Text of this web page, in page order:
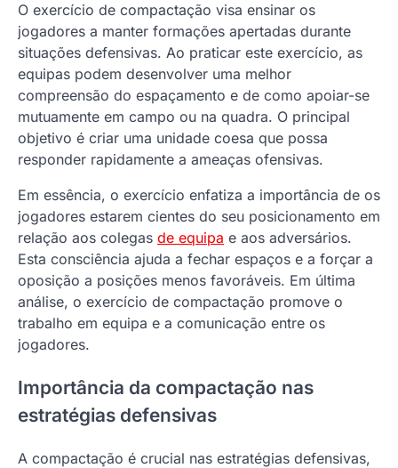
O exercício de compactação visa ensinar os
jogadores a manter formações apertadas durante
situações defensivas. Ao praticar este exercício, as
equipas podem desenvolver uma melhor
compreensão do espaçamento e de como apoiar-se
mutuamente em campo ou na quadra. O principal
objetivo é criar uma unidade coesa que possa
responder rapidamente a ameaças ofensivas.
Em essência, o exercício enfatiza a importância de os
jogadores estarem cientes do seu posicionamento em
relação aos colegas de equipa e aos adversários.
Esta consciência ajuda a fechar espaços e a forçar a
oposição a posições menos favoráveis. Em última
análise, o exercício de compactação promove o
trabalho em equipa e a comunicação entre os
jogadores.
Importância da compactação nas
estratégias defensivas
A compactação é crucial nas estratégias defensivas,